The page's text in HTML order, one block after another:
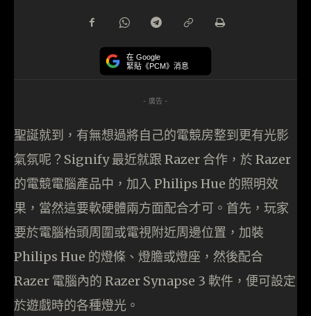
在 Google
緊貼《PCM》消息
- 廣告 -
聖誕就到，有無想過將自己的電競房整到更有光影
氣氛呢？Signify 最近就跟 Razer 合作，於 Razer
的電競電腦產品中，加入 Philips Hue 的照明效
果，當然這要軟硬體兩方面配合才可。首先，玩家
要於電腦枱頭周圍或電視附近周邊位置，加裝
Philips Hue 的燈條、燈膽或燈座，然後配合
Razer 電腦內的 Razer Synapse 3 軟件，便可設定
於遊戲時的各種燈光。